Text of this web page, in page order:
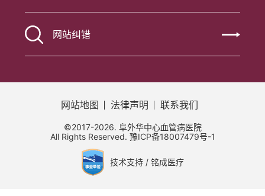
网站纠错
网站地图 法律声明 联系我们
©2017-2026. 阜外华中心血管病医院
All Rights Reserved. 豫ICP备18007479号-1
技术支持 / 铭成医疗